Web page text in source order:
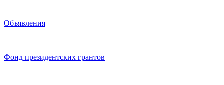
Объявления
Фонд президентских грантов